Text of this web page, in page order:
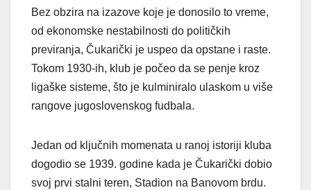
Bez obzira na izazove koje je donosilo to vreme,
od ekonomske nestabilnosti do političkih
previranja, Čukarički je uspeo da opstane i raste.
Tokom 1930-ih, klub je počeo da se penje kroz
ligaške sisteme, što je kulminiralo ulaskom u više
rangove jugoslovenskog fudbala.
Jedan od ključnih momenata u ranoj istoriji kluba
dogodio se 1939. godine kada je Čukarički dobio
svoj prvi stalni teren, Stadion na Banovom brdu.